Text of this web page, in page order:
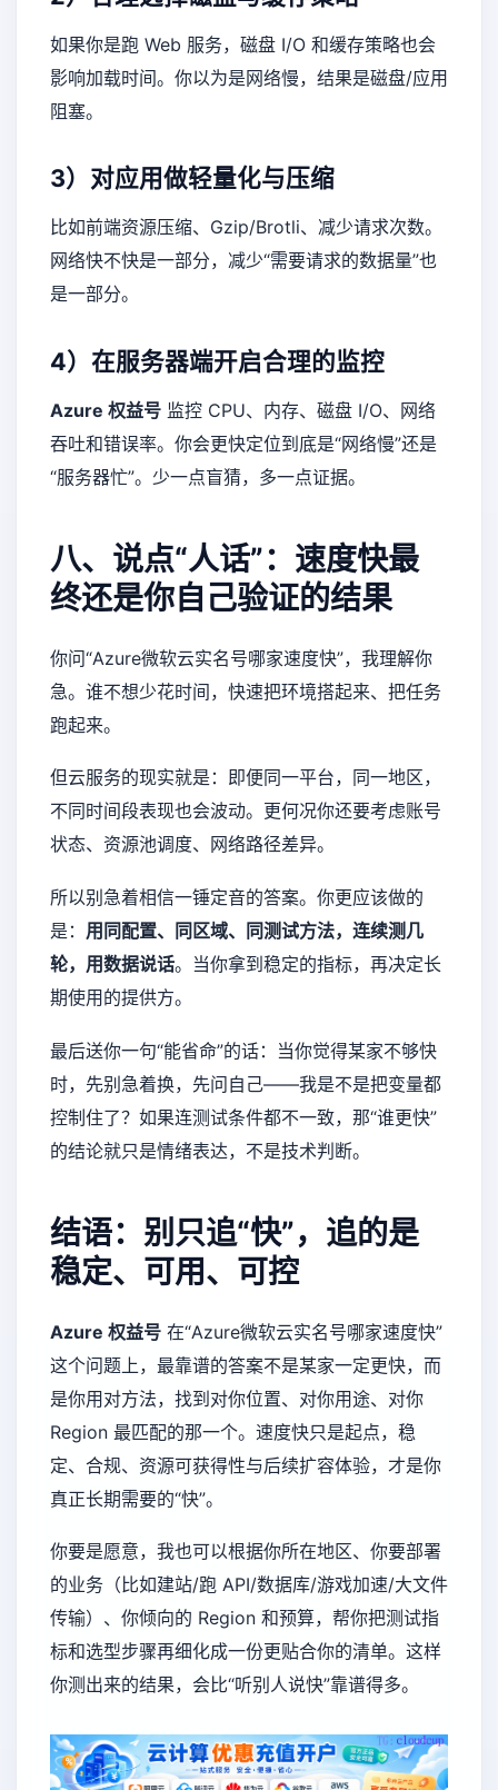
如果你是跑 Web 服务，磁盘 I/O 和缓存策略也会
影响加载时间。你以为是网络慢，结果是磁盘/应用
阻塞。
3）对应用做轻量化与压缩
比如前端资源压缩、Gzip/Brotli、减少请求次数。
网络快不快是一部分，减少“需要请求的数据量”也
是一部分。
4）在服务器端开启合理的监控
Azure 权益号 监控 CPU、内存、磁盘 I/O、网络
吞吐和错误率。你会更快定位到底是“网络慢”还是
“服务器忙”。少一点盲猜，多一点证据。
八、说点“人话”：速度快最
终还是你自己验证的结果
你问“Azure微软云实名号哪家速度快”，我理解你
急。谁不想少花时间，快速把环境搭起来、把任务
跑起来。
但云服务的现实就是：即便同一平台，同一地区，
不同时间段表现也会波动。更何况你还要考虑账号
状态、资源池调度、网络路径差异。
所以别急着相信一锤定音的答案。你更应该做的
是： 用同配置、同区域、同测试方法，连续测几
轮，用数据说话。当你拿到稳定的指标，再决定长
期使用的提供方。
最后送你一句“能省命”的话：当你觉得某家不够快
时，先别急着换，先问自己——我是不是把变量都
控制住了？如果连测试条件都不一致，那“谁更快”
的结论就只是情绪表达，不是技术判断。
结语：别只追“快”，追的是
稳定、可用、可控
Azure 权益号 在“Azure微软云实名号哪家速度快”
这个问题上，最靠谱的答案不是某家一定更快，而
是你用对方法，找到对你位置、对你用途、对你
Region 最匹配的那一个。速度快只是起点，稳
定、合规、资源可获得性与后续扩容体验，才是你
真正长期需要的“快”。
你要是愿意，我也可以根据你所在地区、你要部署
的业务（比如建站/跑 API/数据库/游戏加速/大文件
传输）、你倾向的 Region 和预算，帮你把测试指
标和选型步骤再细化成一份更贴合你的清单。这样
你测出来的结果，会比“听别人说快”靠谱得多。